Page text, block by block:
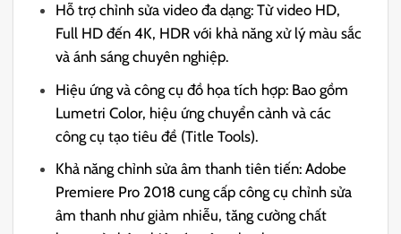
Hỗ trợ chỉnh sửa video đa dạng: Từ video HD,
Full HD đến 4K, HDR với khả năng xử lý màu sắc
và ánh sáng chuyên nghiệp.
Hiệu ứng và công cụ đồ họa tích hợp: Bao gồm
Lumetri Color, hiệu ứng chuyển cảnh và các
công cụ tạo tiêu đề (Title Tools).
Khả năng chỉnh sửa âm thanh tiên tiến: Adobe
Premiere Pro 2018 cung cấp công cụ chỉnh sửa
âm thanh như giảm nhiễu, tăng cường chất